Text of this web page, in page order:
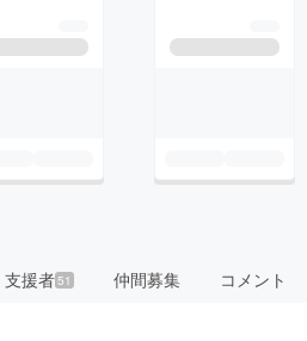
支援者51 仲間募集 コメント